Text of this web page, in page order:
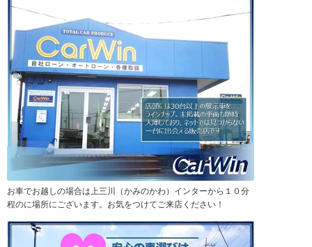
お車でお越しの場合は上三川（かみのかわ）インターから１０分
程のに場所にございます。お気をつけてご来店ください！